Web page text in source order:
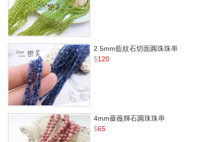
2.5mm藍紋石切面圓珠珠串
$120
4mm薔薇輝石圓珠珠串
$65